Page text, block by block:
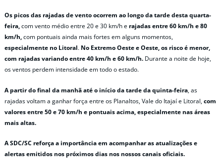
Os picos das rajadas de vento ocorrem ao longo da tarde desta quarta-
feira,com vento médio entre 20 e 30 km/h e rajadas entre 60 km/h e 80
km/h,com pontuais ainda mais fortes em alguns momentos,
especialmente no Litoral. No Extremo Oeste e Oeste, os risco é menor,
com rajadas variando entre 40 km/h e 60 km/h. Durante a noite de hoje,
os ventos perdem intensidade em todo o estado.
A partir do final da manhã até o início da tarde da quinta-feira, as
rajadas voltam a ganhar força entre os Planaltos, Vale do Itajaí e Litoral,com
valores entre 50 e 70 km/h e pontuais acima, especialmente nas áreas
mais altas.
A SDC/SC reforça a importância em acompanhar as atualizações e
alertas emitidos nos próximos dias nos nossos canais oficiais.